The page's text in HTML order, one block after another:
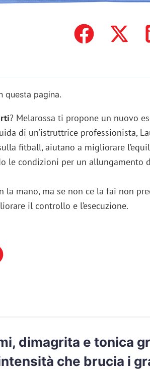
questa pagina.
? Melarossa ti propone un nuovo
di un’istruttrice professionista,
fitball, aiutano a migliorare
le condizioni per un allungamento
la mano, ma se non ce la fai non
il controllo e l’esecuzione.
dimagrita e tonica
che brucia i